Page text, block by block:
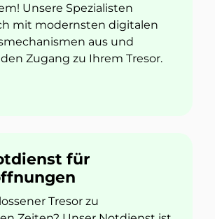
Unsere Spezialisten
mit modernsten digitalen
aus und
Zugang zu Ihrem Tresor.
für
Tresor zu